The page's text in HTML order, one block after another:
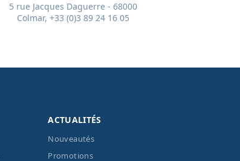
5 rue Jacques Daguerre - 68000
Colmar, +33 (0)3 89 24 16 05
ACTUALITÉS
Nouveautés
Promotions